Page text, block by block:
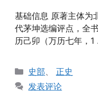
基础信息 原著主体为
代茅坤选编评点，全
历己卯（万历七年，
分
类
史部、 正史
发表评论